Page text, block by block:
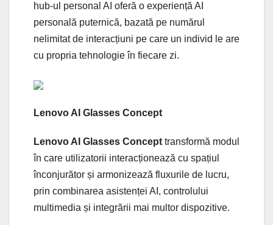
hub-ul personal AI oferă o experiență AI
personală puternică, bazată pe numărul
nelimitat de interacțiuni pe care un individ le are
cu propria tehnologie în fiecare zi.
Lenovo AI Glasses Concept
Lenovo AI Glasses Concepttransformă modul
în care utilizatorii interacționează cu spațiul
înconjurător și armonizează fluxurile de lucru,
prin combinarea asistenței AI, controlului
multimedia și integrării mai multor dispozitive.